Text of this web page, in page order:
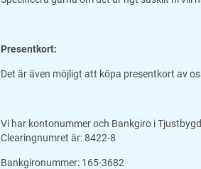
Presentkort:
Det är även möjligt att köpa presentkort av
Vi har kontonummer och Bankgiro i
Clearingnumret är: 8422-8
Bankgironummer: 165-3682